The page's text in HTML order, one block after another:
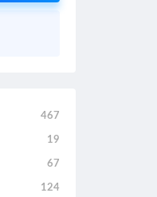
467
19
67
124